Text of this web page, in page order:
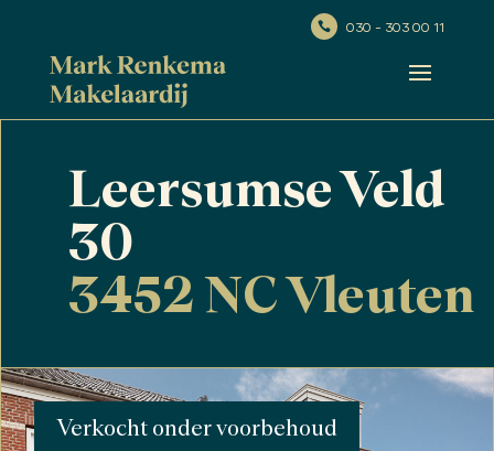
 030 - 303 00 11
Leersumse Veld
30
3452 NC Vleuten
Verkocht onder voorbehoud